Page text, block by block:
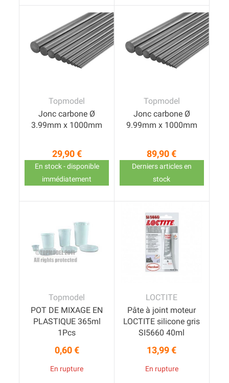
Topmodel
Jonc carbone Ø
3.99mm x 1000mm
Prix
29,90 €
En stock - disponible
immédiatement
Topmodel
Jonc carbone Ø
9.99mm x 1000mm
Prix
89,90 €
Derniers articles en
stock
Topmodel
POT DE MIXAGE EN
PLASTIQUE 365ml
1Pcs
Prix
0,60 €
En rupture
LOCTITE
Pâte à joint moteur
LOCTITE silicone gris
SI5660 40ml
Prix
13,99 €
En rupture